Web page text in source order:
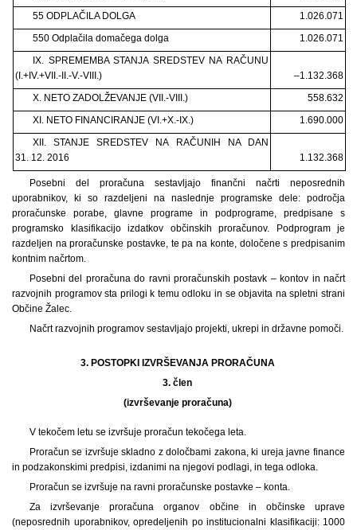
55 ODPLAČILA DOLGA
1.026.071
550 Odplačila domačega dolga
1.026.071
IX. SPREMEMBA STANJA SREDSTEV NA RAČUNU
(I.+IV.+VII.-II.-V.-VIII.)
–1.132.368
X. NETO ZADOLŽEVANJE (VII.-VIII.)
558.632
XI. NETO FINANCIRANJE (VI.+X.-IX.)
1.690.000
XII. STANJE SREDSTEV NA RAČUNIH NA DAN
31. 12. 2016
1.132.368
Posebni del proračuna sestavljajo finančni načrti neposrednih
uporabnikov, ki so razdeljeni na naslednje programske dele: področja
proračunske porabe, glavne programe in podprograme, predpisane s
programsko klasifikacijo izdatkov občinskih proračunov. Podprogram je
razdeljen na proračunske postavke, te pa na konte, določene s predpisanim
kontnim načrtom.
Posebni del proračuna do ravni proračunskih postavk – kontov in načrt
razvojnih programov sta prilogi k temu odloku in se objavita na spletni strani
Občine Žalec.
Načrt razvojnih programov sestavljajo projekti, ukrepi in državne pomoči.
3. POSTOPKI IZVRŠEVANJA PRORAČUNA
3. člen
(izvrševanje proračuna)
V tekočem letu se izvršuje proračun tekočega leta.
Proračun se izvršuje skladno z določbami zakona, ki ureja javne finance
in podzakonskimi predpisi, izdanimi na njegovi podlagi, in tega odloka.
Proračun se izvršuje na ravni proračunske postavke – konta.
Za izvrševanje proračuna organov občine in občinske uprave
(neposrednih uporabnikov, opredeljenih po institucionalni klasifikaciji: 1000